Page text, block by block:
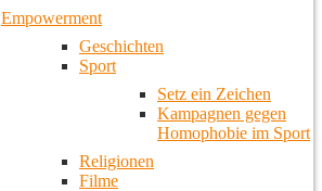
Empowerment
Geschichten
Sport
Setz ein Zeichen
Kampagnen gegen
Homophobie im Sport
Religionen
Filme